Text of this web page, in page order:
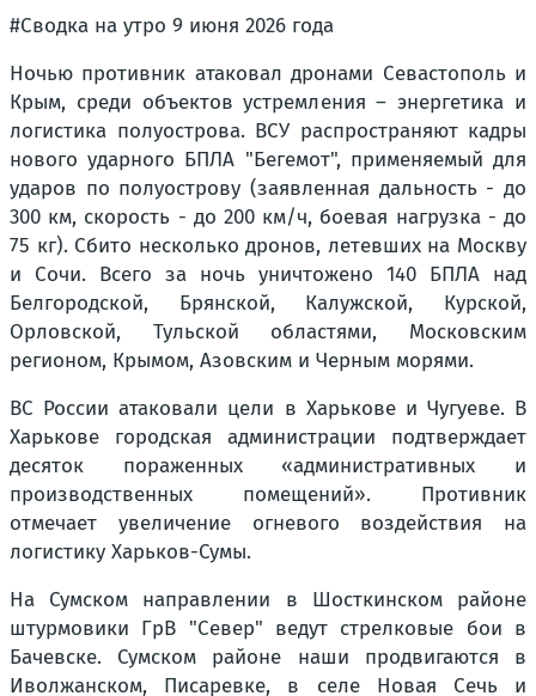
#Сводка на утро 9 июня 2026 года
Ночью противник атаковал дронами Севастополь и
Крым, среди объектов устремления – энергетика и
логистика полуострова. ВСУ распространяют кадры
нового ударного БПЛА "Бегемот", применяемый для
ударов по полуострову (заявленная дальность - до
300 км, скорость - до 200 км/ч, боевая нагрузка - до
75 кг). Сбито несколько дронов, летевших на Москву
и Сочи. Всего за ночь уничтожено 140 БПЛА над
Белгородской, Брянской, Калужской, Курской,
Орловской, Тульской областями, Московским
регионом, Крымом, Азовским и Черным морями.
ВС России атаковали цели в Харькове и Чугуеве. В
Харькове городская администрации подтверждает
десяток пораженных «административных и
производственных помещений». Противник
отмечает увеличение огневого воздействия на
логистику Харьков-Сумы.
На Сумском направлении в Шосткинском районе
штурмовики ГрВ "Север" ведут стрелковые бои в
Бачевске. Сумском районе наши продвигаются в
Иволжанском, Писаревке, в селе Новая Сечь и